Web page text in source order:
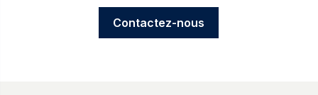
Contactez-nous